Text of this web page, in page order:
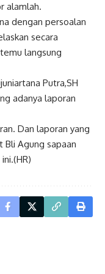
alamlah.
dengan persoalan
secara
langsung
Putra,SH
adanya laporan
Dan laporan yang
Bli Agung sapaan